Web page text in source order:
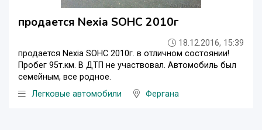
продается Nexia SOHC 2010г
18.12.2016, 15:39
продается Nexia SOHC 2010г. в отличном состоянии!
Пробег 95т.км. В ДТП не участвовал. Автомобиль был
семейным, все родное.
Легковые автомобили
Фергана